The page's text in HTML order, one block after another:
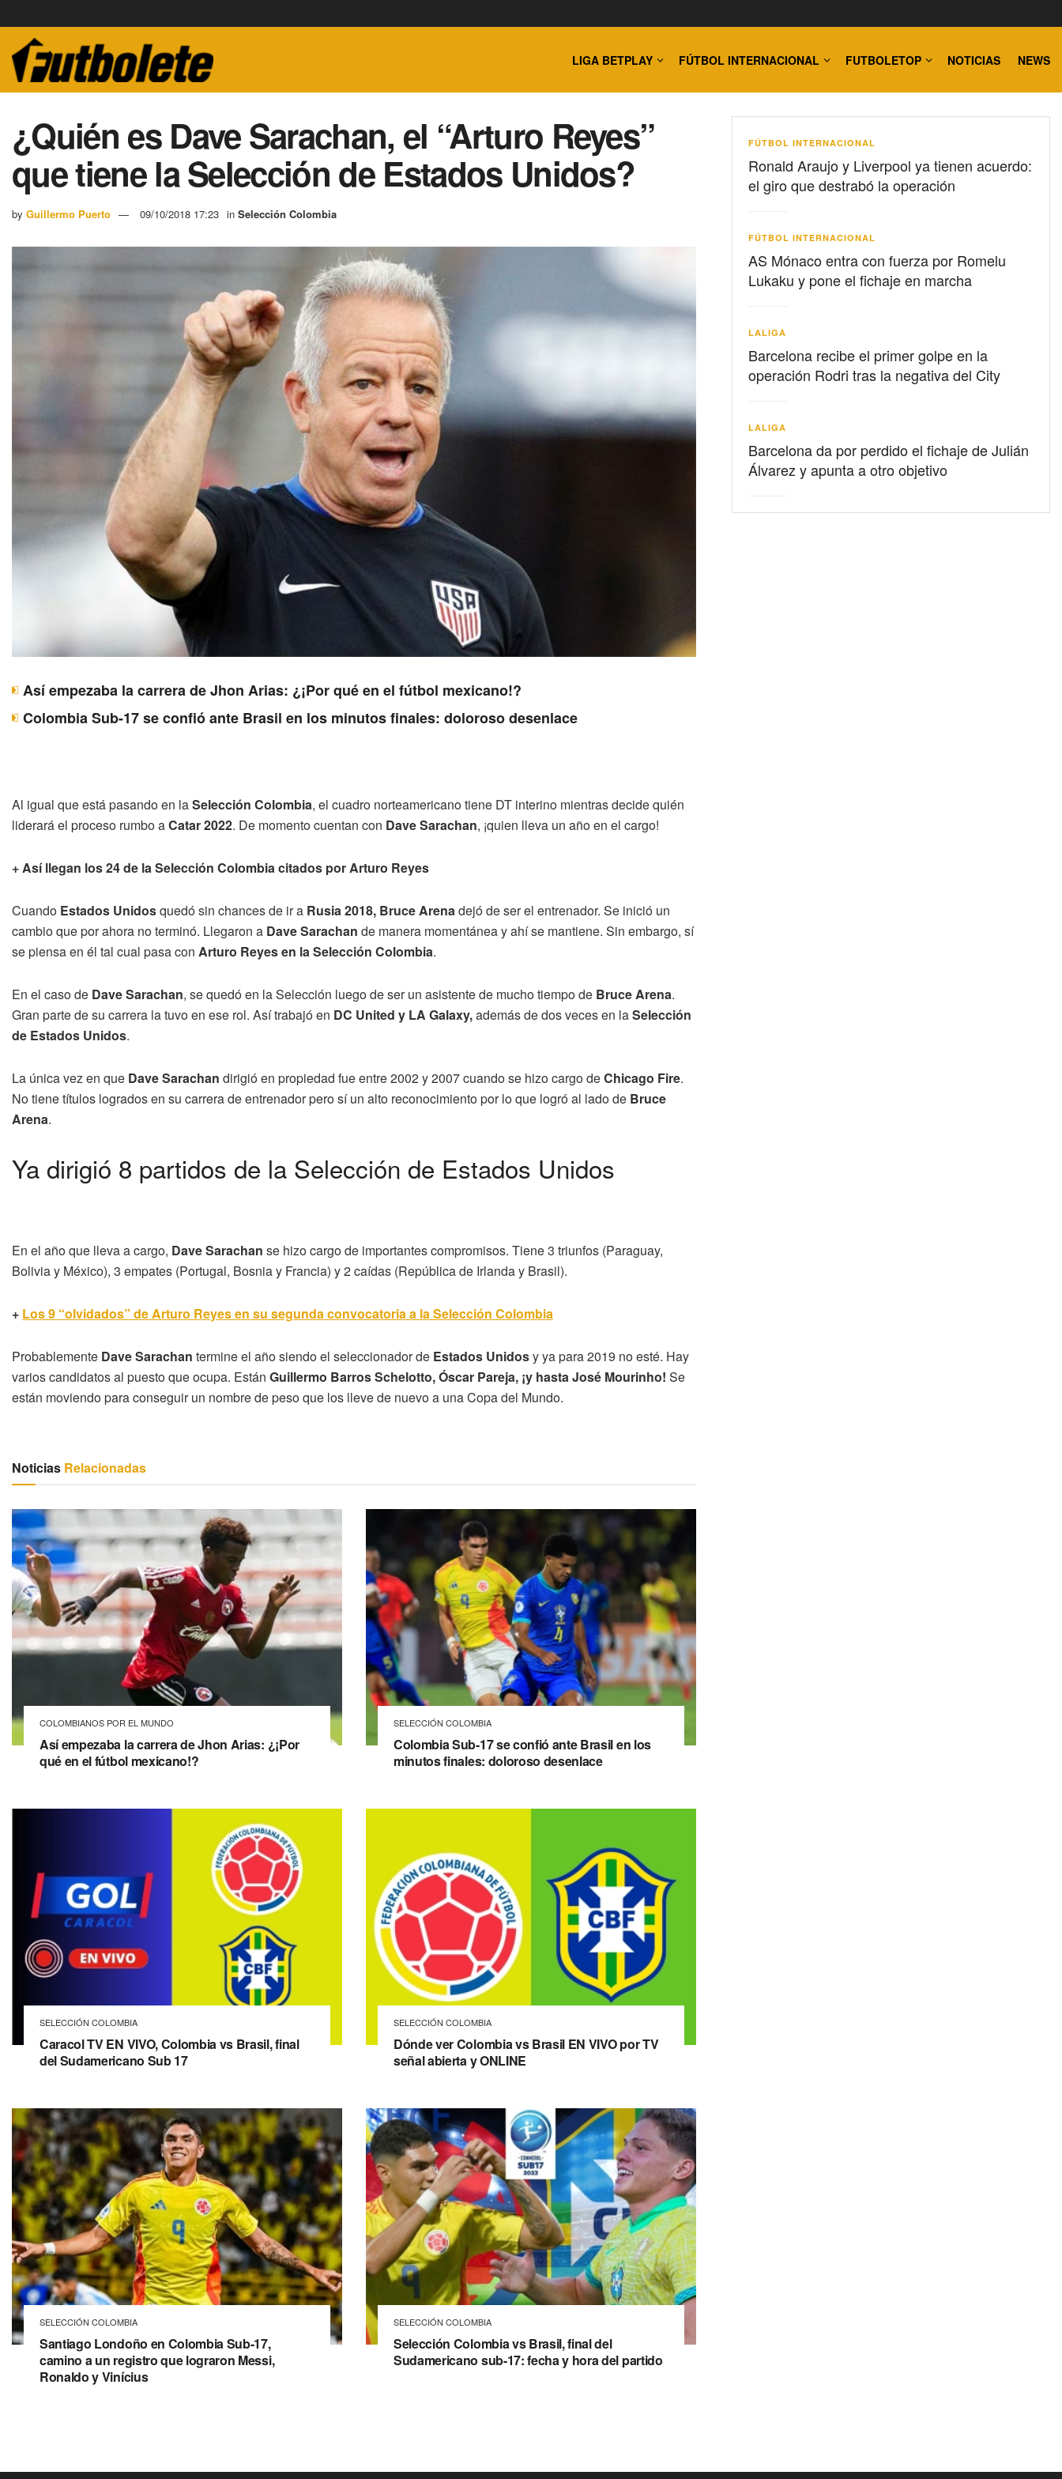
LIGA BETPLAY FÚTBOL INTERNACIONAL FUTBOLETOP NOTICIAS NEWS
¿Quién es Dave Sarachan, el “Arturo Reyes”
que tiene la Selección de Estados Unidos?
by Guillermo Puerto 09/10/2018 17:23 in Selección Colombia
Así empezaba la carrera de Jhon Arias: ¿¡Por qué en el fútbol mexicano!?
Colombia Sub-17 se confió ante Brasil en los minutos finales: doloroso desenlace
Al igual que está pasando en laSelección Colombia, el cuadro norteamericano tiene DT interino mientras decide quién
liderará el proceso rumbo aCatar 2022. De momento cuentan con Dave Sarachan, ¡quien lleva un año en el cargo!
+ Así llegan los 24 de la Selección Colombia citados por Arturo Reyes
Cuando Estados Unidosquedó sin chances de ir a Rusia 2018, Bruce Arenadejó de ser el entrenador. Se inició un
cambio que por ahora no terminó. Llegaron a Dave Sarachan de manera momentánea y ahí se mantiene. Sin embargo, sí
se piensa en él tal cual pasa con Arturo Reyes en la Selección Colombia.
En el caso de Dave Sarachan, se quedó en la Selección luego de ser un asistente de mucho tiempo de Bruce Arena.
Gran parte de su carrera la tuvo en ese rol. Así trabajó en DC United y LA Galaxy,además de dos veces en laSelección
de Estados Unidos.
La única vez en que Dave Sarachan dirigió en propiedad fue entre 2002 y 2007 cuando se hizo cargo deChicago Fire.
No tiene títulos logrados en su carrera de entrenador pero sí un alto reconocimiento por lo que logró al lado de Bruce
Arena.
Ya dirigió 8 partidos de la Selección de Estados Unidos
En el año que lleva a cargo, Dave Sarachan se hizo cargo de importantes compromisos. Tiene 3 triunfos (Paraguay,
Bolivia y México), 3 empates (Portugal, Bosnia y Francia) y 2 caídas (República de Irlanda y Brasil).
+ Los 9 “olvidados” de Arturo Reyes en su segunda convocatoria a la Selección Colombia
Probablemente Dave Sarachan termine el año siendo el seleccionador de Estados Unidosy ya para 2019 no esté. Hay
varios candidatos al puesto que ocupa. Están Guillermo Barros Schelotto, Óscar Pareja, ¡y hasta José Mourinho! Se
están moviendo para conseguir un nombre de peso que los lleve de nuevo a una Copa del Mundo.
Noticias Relacionadas
COLOMBIANOS POR EL MUNDO
Así empezaba la carrera de Jhon Arias: ¿¡Por
qué en el fútbol mexicano!?
SELECCIÓN COLOMBIA
Colombia Sub-17 se confió ante Brasil en los
minutos finales: doloroso desenlace
SELECCIÓN COLOMBIA
Caracol TV EN VIVO, Colombia vs Brasil, final
del Sudamericano Sub 17
SELECCIÓN COLOMBIA
Dónde ver Colombia vs Brasil EN VIVO por TV
señal abierta y ONLINE
SELECCIÓN COLOMBIA
Santiago Londoño en Colombia Sub-17,
camino a un registro que lograron Messi,
Ronaldo y Vinícius
SELECCIÓN COLOMBIA
Selección Colombia vs Brasil, final del
Sudamericano sub-17: fecha y hora del partido
FÚTBOL INTERNACIONAL
Ronald Araujo y Liverpool ya tienen acuerdo:
el giro que destrabó la operación
FÚTBOL INTERNACIONAL
AS Mónaco entra con fuerza por Romelu
Lukaku y pone el fichaje en marcha
LALIGA
Barcelona recibe el primer golpe en la
operación Rodri tras la negativa del City
LALIGA
Barcelona da por perdido el fichaje de Julián
Álvarez y apunta a otro objetivo